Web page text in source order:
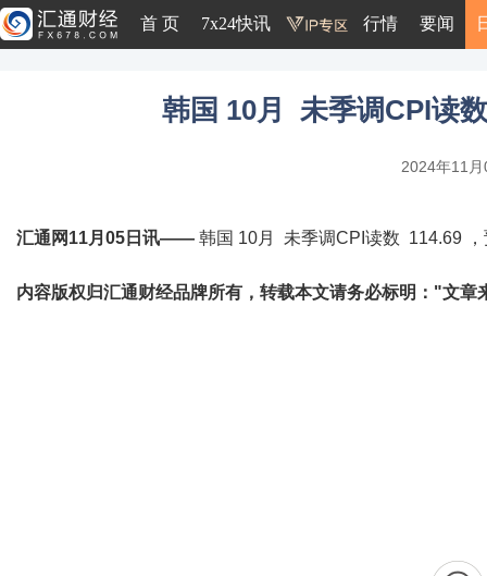
首 页 7x24快讯 行情 要闻
韩国 10月 未季调CPI读
2024年11
汇通网11月05日讯—— 韩国 10月 未季调CPI读数 114.69
内容版权归汇通财经品牌所有，转载本文请务必标明："文章